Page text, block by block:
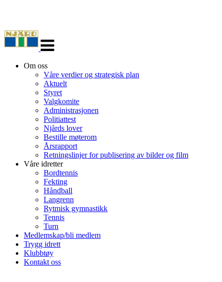
navigasjon
Om oss
Våre verdier og strategisk plan
Aktuelt
Styret
Valgkomite
Administrasjonen
Politiattest
Njårds lover
Bestille møterom
Årsrapport
Retningslinjer for publisering av bilder og film
Våre idretter
Bordtennis
Fekting
Håndball
Langrenn
Rytmisk gymnastikk
Tennis
Turn
Medlemskap/bli medlem
Trygg idrett
Klubbtøy
Kontakt oss